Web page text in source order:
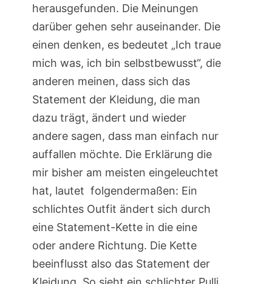
herausgefunden. Die Meinungen
darüber gehen sehr auseinander. Die
einen denken, es bedeutet „Ich traue
mich was, ich bin selbstbewusst“, die
anderen meinen, dass sich das
Statement der Kleidung, die man
dazu trägt, ändert und wieder
andere sagen, dass man einfach nur
auffallen möchte. Die Erklärung die
mir bisher am meisten eingeleuchtet
hat, lautet folgendermaßen: Ein
schlichtes Outfit ändert sich durch
eine Statement-Kette in die eine
oder andere Richtung. Die Kette
beeinflusst also das Statement der